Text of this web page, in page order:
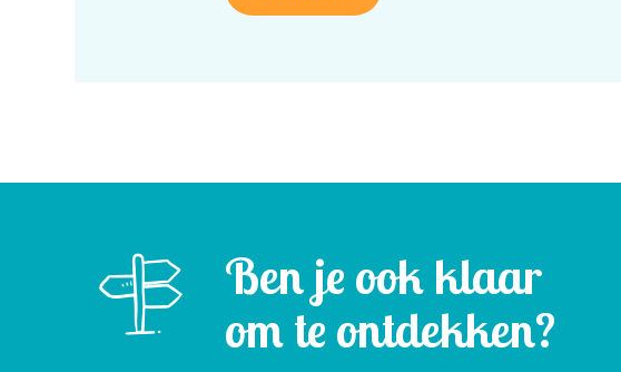
Ben je ook klaar
om te ontdekken?